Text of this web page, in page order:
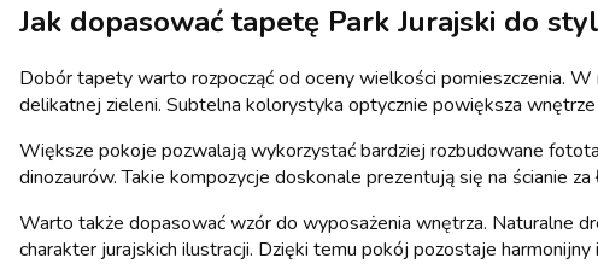
Jak dopasować tapetę Park Jurajski do
Dobór tapety warto rozpocząć od oceny wielkości pomieszczenia.
delikatnej zieleni. Subtelna kolorystyka optycznie powiększa wnętrze
Większe pokoje pozwalają wykorzystać bardziej rozbudowane
dinozaurów. Takie kompozycje doskonale prezentują się na ścianie za
Warto także dopasować wzór do wyposażenia wnętrza. Naturalne
charakter jurajskich ilustracji. Dzięki temu pokój pozostaje